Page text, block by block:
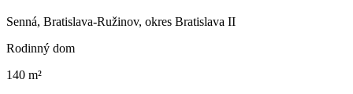
Senná, Bratislava-Ružinov, okres Bratislava II
Rodinný dom
140 m²